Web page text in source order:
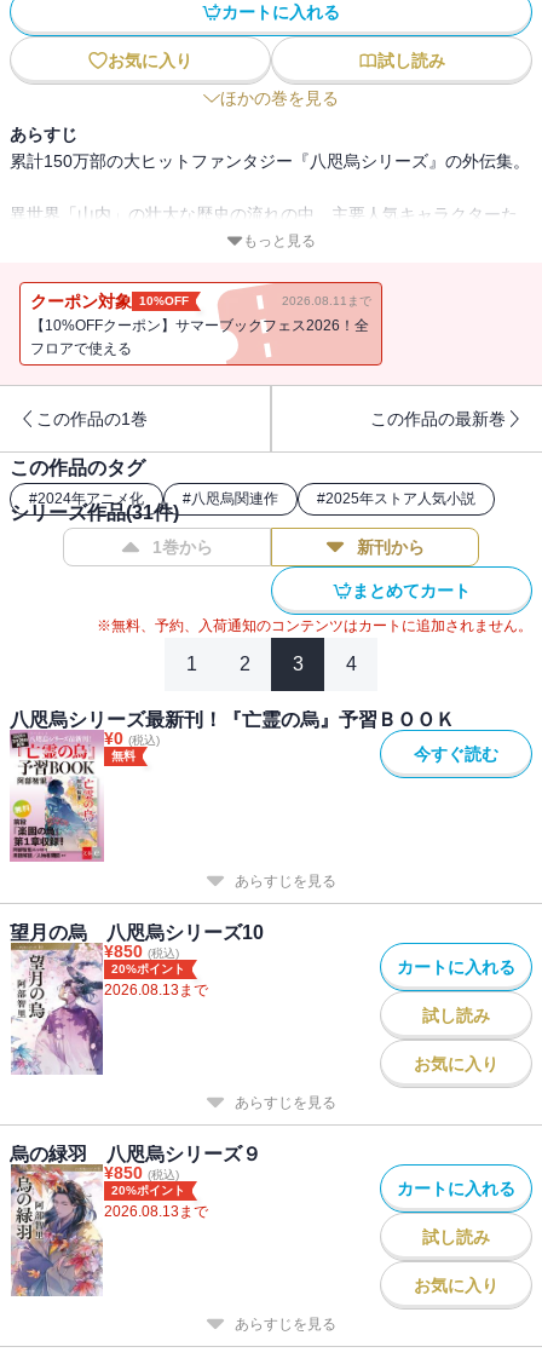
カートに入れる
お気に入り
試し読み
ほかの巻を見る
あらすじ
累計150万部の大ヒットファンタジー『八咫烏シリーズ』の外伝集。
異世界「山内」の壮大な歴史の流れの中、主要人気キャラクターた
っていたのか。
美貌の姫君へのかなわぬ想い、愛を守るための切ない大嘘、
本編では描かれなかった、「恋」の尊い煌めきが満ちる魅惑の短編
集。
2020年ついにスタートした第二部『楽園の烏』の前に必読！の書。
※この電子書籍は2018年5月に文藝春秋より刊行された単行本の文庫
もっと見る
クーポン対象 10%OFF 2026.08.11まで
【10%OFFクーポン】サマーブックフェス2026！全
フロアで使える
この作品の1巻 この作品の最新巻
この作品のタグ
#2024年アニメ化 #八咫烏関連作 #2025年ストア人気小説
シリーズ作品(31件)
1巻から 新刊から
まとめてカート
※無料、予約、入荷通知のコンテンツはカートに追加されません。
1 2 3 4
八咫烏シリーズ最新刊！『亡霊の烏』予習ＢＯＯＫ
¥0 (税込)
無料
今すぐ読む
あらすじを見る
望月の烏 八咫烏シリーズ10
¥850 (税込)
20%ポイント
2026.08.13まで
カートに入れる
試し読み
お気に入り
あらすじを見る
烏の緑羽 八咫烏シリーズ９
¥850 (税込)
20%ポイント
2026.08.13まで
カートに入れる
試し読み
お気に入り
あらすじを見る